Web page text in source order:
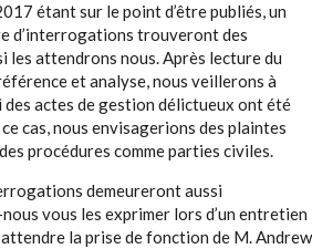
étant sur le point d’être publiés, un
d’interrogations trouveront des
les attendrons nous. Après lecture du
et analyse, nous veillerons à
des actes de gestion délictueux ont été
cas, nous envisagerions des plaintes
procédures comme parties civiles.
demeureront aussi
vous les exprimer lors d’un entretien
la prise de fonction de M. Andrew